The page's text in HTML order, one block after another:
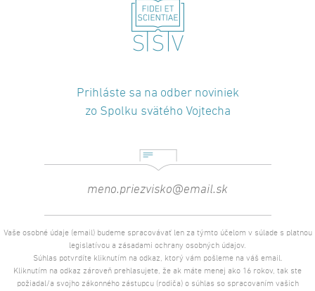
Prihláste sa na odber noviniek
zo Spolku svätého Vojtecha
Vaše osobné údaje (email) budeme spracovávať len za týmto účelom v súlade s platnou
legislatívou a zásadami ochrany osobných údajov.
Súhlas potvrdíte kliknutím na odkaz, ktorý vám pošleme na váš email.
Kliknutím na odkaz zároveň prehlasujete, že ak máte menej ako 16 rokov, tak ste
požiadal/a svojho zákonného zástupcu (rodiča) o súhlas so spracovaním vašich